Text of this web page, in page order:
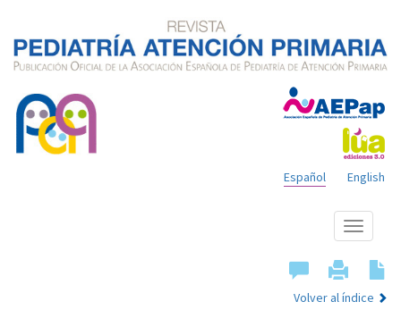
English
Español
Mostrar
menú
Volver al índice